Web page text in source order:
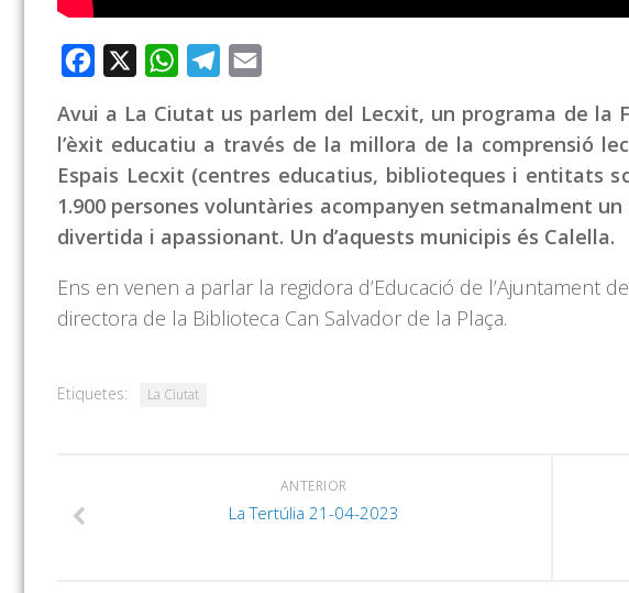
Facebook WhatsAppTelegram
Avui a La Ciutat us parlem del Lecxit, un programa de la
l’èxit educatiu a través de la millora de la comprensió
Espais Lecxit (centres educatius, biblioteques i entitats
1.900 persones voluntàries acompanyen setmanalment
divertida i apassionant. Un d’aquests municipis és Calella.
Ens en venen a parlar la regidora d’Educació de l’Ajuntament
directora de la Biblioteca Can Salvador de la Plaça.
Etiquetes: La Ciutat
ANTERIOR
La Tertúlia 21-04-2023